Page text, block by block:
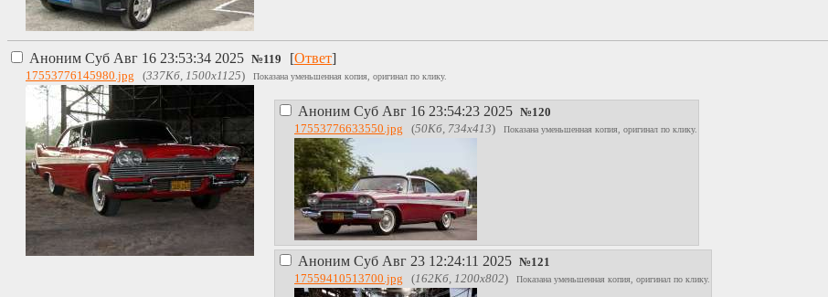
Аноним Суб Авг 16 23:53:34 2025 №119 [Ответ]
17553776145980.jpg (337Кб, 1500x1125) Показана уменьшенная копия, оригинал по клику.
Аноним Суб Авг 16 23:54:23 2025 №120
17553776633550.jpg (50Кб, 734x413) Показана уменьшенная копия, оригинал по клику.
Аноним Суб Авг 23 12:24:11 2025 №121
17559410513700.jpg (162Кб, 1200x802) Показана уменьшенная копия, оригинал по клику.